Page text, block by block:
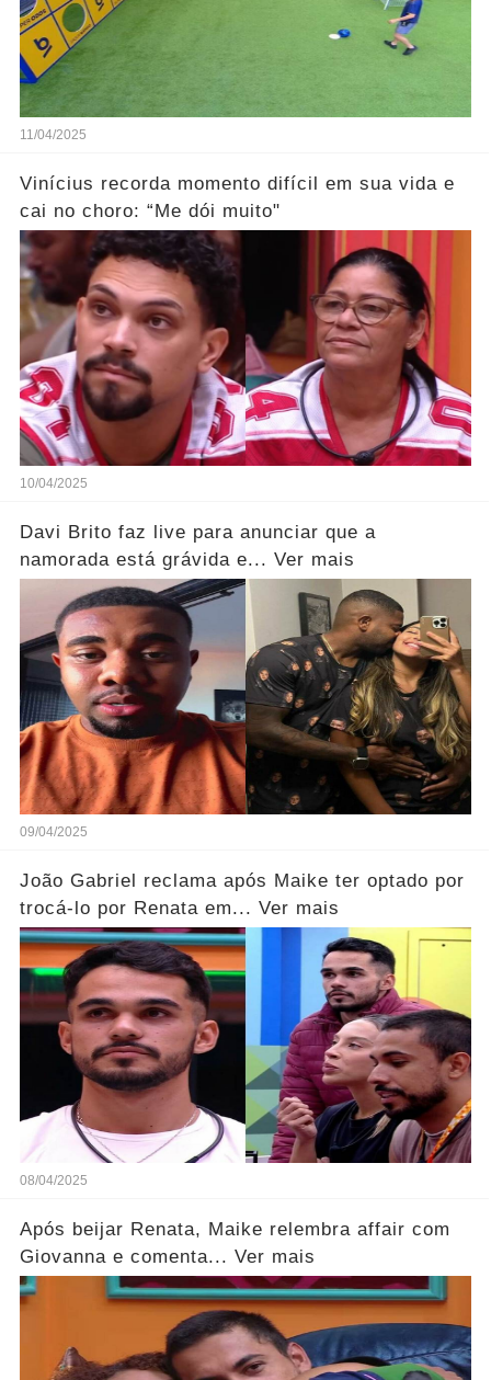
11/04/2025
Vinícius recorda momento difícil em sua vida e
cai no choro: “Me dói muito"
10/04/2025
Davi Brito faz live para anunciar que a
namorada está grávida e... Ver mais
09/04/2025
João Gabriel reclama após Maike ter optado por
trocá-lo por Renata em... Ver mais
08/04/2025
Após beijar Renata, Maike relembra affair com
Giovanna e comenta... Ver mais